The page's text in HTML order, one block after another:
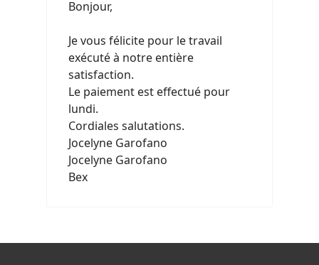
Bonjour,
Je vous félicite pour le travail
exécuté à notre entière
satisfaction.
Le paiement est effectué pour
lundi.
Cordiales salutations.
Jocelyne Garofano
Jocelyne Garofano
Bex